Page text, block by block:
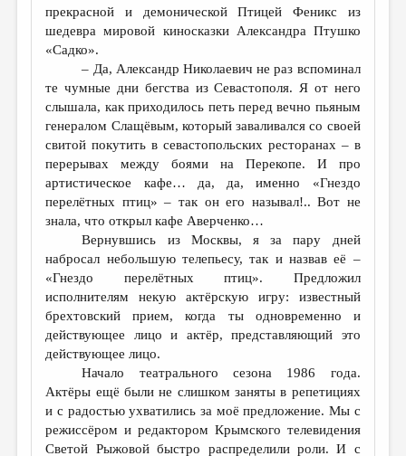
прекрасной и демонической Птицей Феникс из
шедевра мировой киносказки Александра Птушко
«Садко».
– Да, Александр Николаевич не раз вспоминал
те чумные дни бегства из Севастополя. Я от него
слышала, как приходилось петь перед вечно пьяным
генералом Слащёвым, который заваливался со своей
свитой покутить в севастопольских ресторанах – в
перерывах между боями на Перекопе. И про
артистическое кафе… да, да, именно «Гнездо
перелётных птиц» – так он его называл!.. Вот не
знала, что открыл кафе Аверченко…
Вернувшись из Москвы, я за пару дней
набросал небольшую телепьесу, так и назвав её –
«Гнездо перелётных птиц». Предложил
исполнителям некую актёрскую игру: известный
брехтовский прием, когда ты одновременно и
действующее лицо и актёр, представляющий это
действующее лицо.
Начало театрального сезона 1986 года.
Актёры ещё были не слишком заняты в репетициях
и с радостью ухватились за моё предложение. Мы с
режиссёром и редактором Крымского телевидения
Светой Рыжовой быстро распределили роли. И с